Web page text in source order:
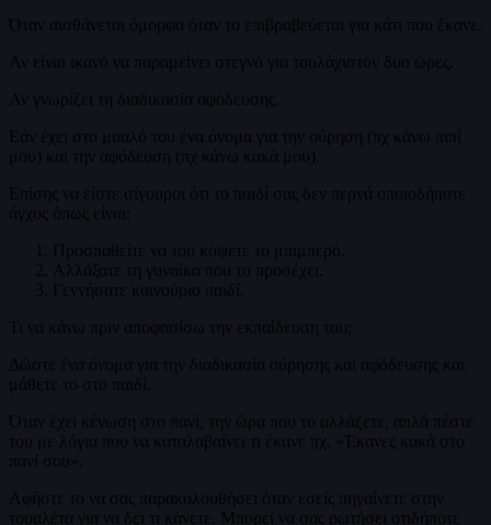
Όταν αισθάνεται όμορφα όταν το επιβραβεύεται για κάτι που έκανε.
Αν είναι ικανό να παραμείνει στεγνό για τουλάχιστον δυο ώρες.
Αν γνωρίζει τη διαδικασία αφόδευσης.
Εάν έχει στο μυαλό του ένα όνομα για την ούρηση (πχ κάνω πιπί
μου) και την αφόδευση (πχ κάνω κακά μου).
Επίσης να είστε σίγουροι ότι το παιδί σας δεν περνά οποιοδήποτε
άγχος όπως είναι:
Προσπαθείτε να του κόψετε το μπιμπερό.
Αλλάξατε τη γυναίκα που το προσέχει.
Γεννήσατε καινούριο παιδί.
Τι να κάνω πριν αποφασίσω την εκπαίδευση του;
Δώστε ένα όνομα για την διαδικασία ούρησης και αφόδευσης και
μάθετε το στο παιδί.
Όταν έχει κένωση στο πανί, την ώρα που το αλλάζετε, απλά πέστε
του με λόγια που να καταλαβαίνει τι έκανε πχ. «Έκανες κακά στο
πανί σου».
Αφήστε το να σας παρακολουθήσει όταν εσείς πηγαίνετε στην
τουαλέτα για να δει τι κάνετε. Μπορεί να σας ρωτήσει οτιδήποτε